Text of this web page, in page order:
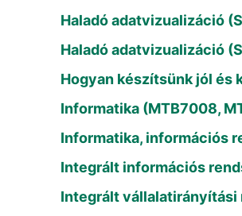
Haladó adatvizualizáció
Haladó adatvizualizáció
Hogyan készítsünk jól és
Informatika (MTB7008,
Informatika, információs
Integrált információs
Integrált vállalatirányítási